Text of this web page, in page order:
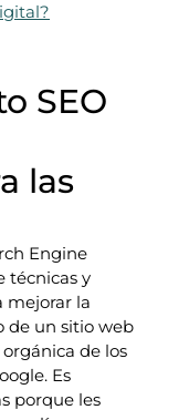
SEO
las
Engine
técnicas y
mejorar la
de un sitio web
de los
Es
porque les